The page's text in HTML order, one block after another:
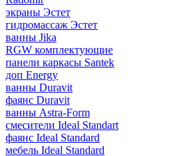
экраны Эстет
гидромассаж Эстет
ванны Jika
RGW комплектующие
панели каркасы Santek
доп Energy
ванны Duravit
фаянс Duravit
ванны Astra-Form
смесители Ideal Standart
фаянс Ideal Standard
мебель Ideal Standard